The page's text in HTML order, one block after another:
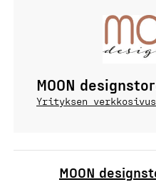
MOON
Yrityksen
MOON